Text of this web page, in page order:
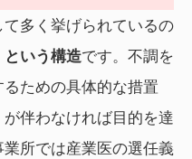
多く挙げられているの
という構造です。不調を
ための具体的な措置
が伴わなければ目的を達
所では産業医の選任義